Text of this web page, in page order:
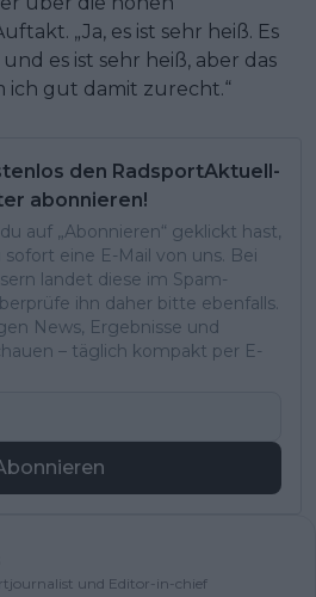
„Ja, es ist sehr heiß. Es
es ist sehr heiß, aber das
ich gut damit zurecht.“
den RadsportAktuell-
abonnieren!
auf „Abonnieren“ geklickt hast,
eine E-Mail von uns. Bei
landet diese im Spam-
ihn daher bitte ebenfalls.
News, Ergebnisse und
– täglich kompakt per E-
und Editor-in-chief